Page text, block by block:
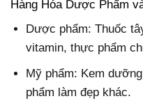
Hàng Hóa Dược Phẩm
Dược phẩm: Thuốc
vitamin, thực phẩm
Mỹ phẩm: Kem
phẩm làm đẹp khác.